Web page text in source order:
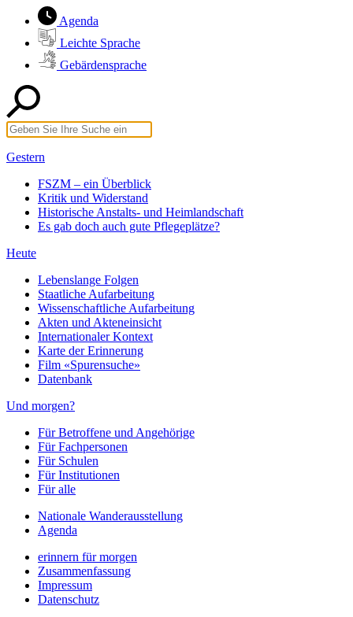
Agenda
Leichte Sprache
Gebärdensprache
Gestern
FSZM – ein Überblick
Kritik und Widerstand
Historische Anstalts- und Heimlandschaft
Es gab doch auch gute Pflegeplätze?
Heute
Lebenslange Folgen
Staatliche Aufarbeitung
Wissenschaftliche Aufarbeitung
Akten und Akteneinsicht
Internationaler Kontext
Karte der Erinnerung
Film «Spurensuche»
Datenbank
Und morgen?
Für Betroffene und Angehörige
Für Fachpersonen
Für Schulen
Für Institutionen
Für alle
Nationale Wanderausstellung
Agenda
erinnern für morgen
Zusammenfassung
Impressum
Datenschutz